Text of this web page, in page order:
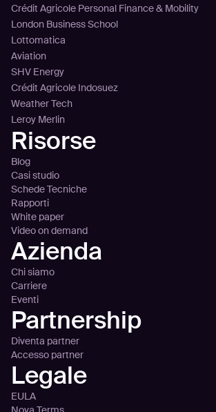
Crédit Agricole Personal Finance & Mobility
London Business School
Lottomatica
Aviation
SHV Energy
Crédit Agricole Indosuez
Weather Tech
Leroy Merlin
Risorse
Blog
Casi studio
Schede Tecniche
Rapporti
White paper
Video on demand
Azienda
Chi siamo
Carriere
Eventi
Partnership
Diventa partner
Accesso partner
Legale
EULA